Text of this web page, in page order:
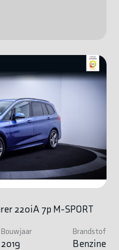
220iA 7p M-SPORT
Bouwjaar
2019
Brandstof
Benzine